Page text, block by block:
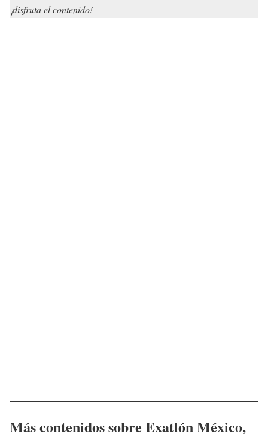
¡disfruta el contenido!
Más contenidos sobre Exatlón México,